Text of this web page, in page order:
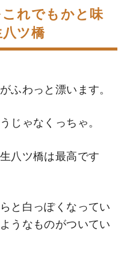
れでもかと味
ツ橋
ふわっと漂います。
じゃなくっちゃ。
八ツ橋は最高です
と白っぽくなってい
うなものがついてい